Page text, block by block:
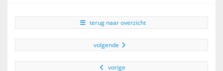
terug naar overzicht
volgende
vorige